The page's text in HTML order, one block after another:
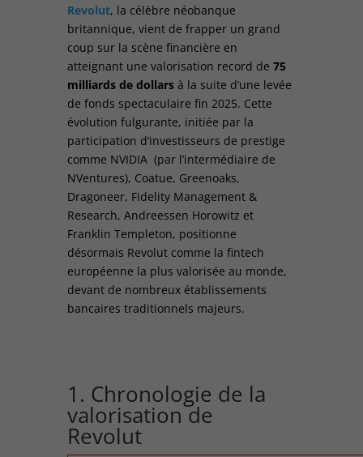
Revolut, la célèbre néobanque
britannique, vient de frapper un grand
coup sur la scène financière en
atteignant une valorisation record de 75
milliards de dollarsà la suite d’une levée
de fonds spectaculaire fin 2025. Cette
évolution fulgurante, initiée par la
participation d’investisseurs de prestige
comme NVIDIA (par l’intermédiaire de
NVentures), Coatue, Greenoaks,
Dragoneer, Fidelity Management &
Research, Andreessen Horowitz et
Franklin Templeton, positionne
désormais Revolut comme la fintech
européenne la plus valorisée au monde,
devant de nombreux établissements
bancaires traditionnels majeurs.​
1. Chronologie de la
valorisation de
Revolut